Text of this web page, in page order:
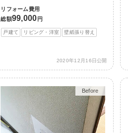
リフォーム費用
総額99,000 円
戸建て リビング・洋室 壁紙張り替え
2020年12月16日公開
Before
After